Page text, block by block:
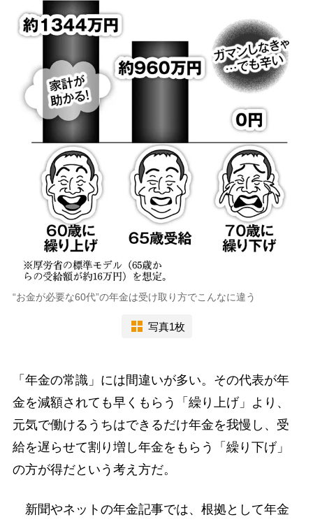
“お金が必要な60代”の年金は受け取り方でこんなに違う
写真1枚
「年金の常識」には間違いが多い。その代表が年
金を減額されても早くもらう「繰り上げ」より、
元気で働けるうちはできるだけ年金を我慢し、受
給を遅らせて割り増し年金をもらう「繰り下げ」
の方が得だという考え方だ。
新聞やネットの年金記事では、根拠として年金